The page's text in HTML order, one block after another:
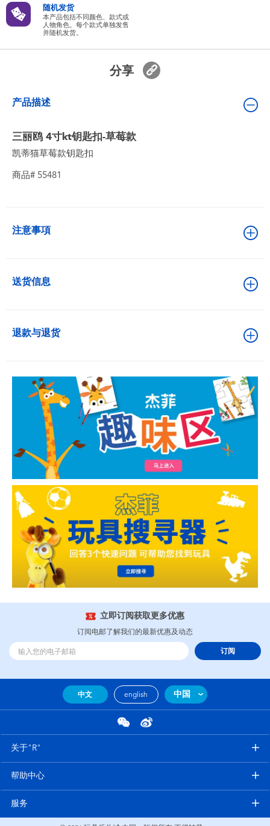
婴儿及学前玩具
随机发货
本产品包括不同颜色、款式或
人物角色。每个款式单独发售
并随机发货。
分享
产品描述
三丽鸥 4寸kt钥匙扣-草莓款
凯蒂猫草莓款钥匙扣
商品# 55481
注意事項
送货信息
退款与退货
立即订阅获取更多优惠
订阅电邮了解我们的最新优惠及动态
订阅
中文 english 中国
关于"R"
帮助中心
服务